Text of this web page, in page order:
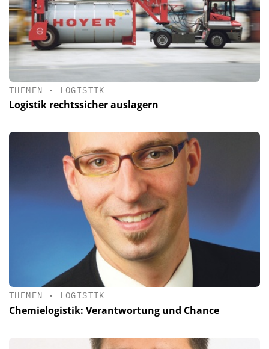
THEMEN • LOGISTIK
Logistik rechtssicher auslagern
THEMEN • LOGISTIK
Chemielogistik: Verantwortung und Chance